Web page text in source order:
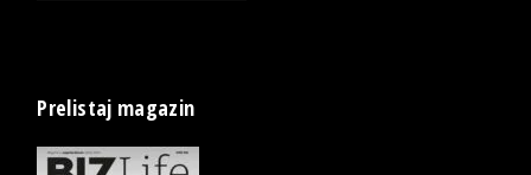
Prelistaj magazin